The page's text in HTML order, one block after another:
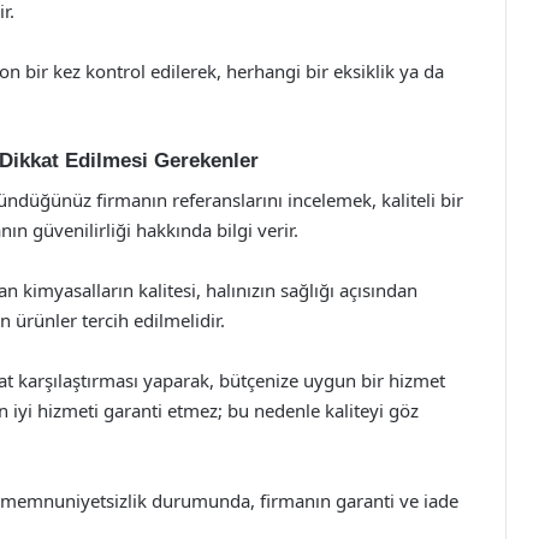
bir kez kontrol edilerek, herhangi bir eksiklik ya da
Edilmesi Gerekenler
firmanın referanslarını incelemek, kaliteli bir
güvenilirliği hakkında bilgi verir.
kalitesi, halınızın sağlığı açısından
ürünler tercih edilmelidir.
karşılaştırması yaparak, bütçenize uygun bir hizmet
iyi hizmeti garanti etmez; bu nedenle kaliteyi göz
durumunda, firmanın garanti ve iade